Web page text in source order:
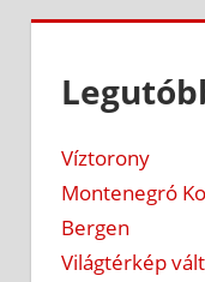
Víztorony
Montenegró
Bergen
Világtérkép